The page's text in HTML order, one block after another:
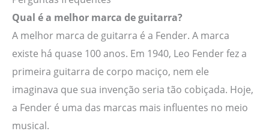
Qual é a melhor marca de guitarra?
A melhor marca de guitarra é a Fender. A marca
existe há quase 100 anos. Em 1940, Leo Fender fez a
primeira guitarra de corpo maciço, nem ele
imaginava que sua invenção seria tão cobiçada. Hoje,
a Fender é uma das marcas mais influentes no meio
musical.